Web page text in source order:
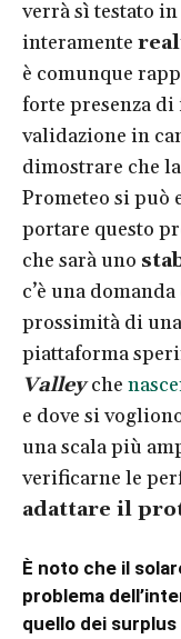
verrà sì testato
interamente
è comunque
forte presenza
validazione in
dimostrare che
Prometeo si può
portare questo
che sarà uno
c’è una
prossimità di una
piattaforma
Valleyche
e dove si
una scala più
verificarne le
adattare il
È noto che il
problema
quello dei